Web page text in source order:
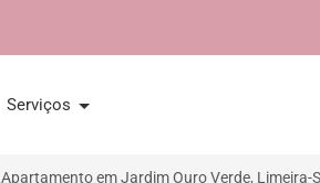
Serviços
Apartamento em Jardim Ouro Verde, Limeira-